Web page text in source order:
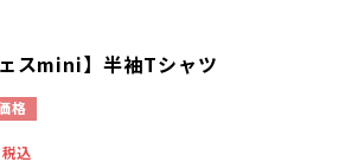
ェスmini】半袖Tシャツ
格
税込